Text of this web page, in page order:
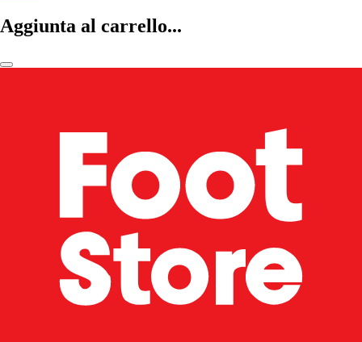
Aggiunta al carrello...